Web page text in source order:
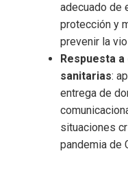
adecuado de
protección y
prevenir la
Respuesta
sanitarias:
entrega de
situaciones
pandemia de